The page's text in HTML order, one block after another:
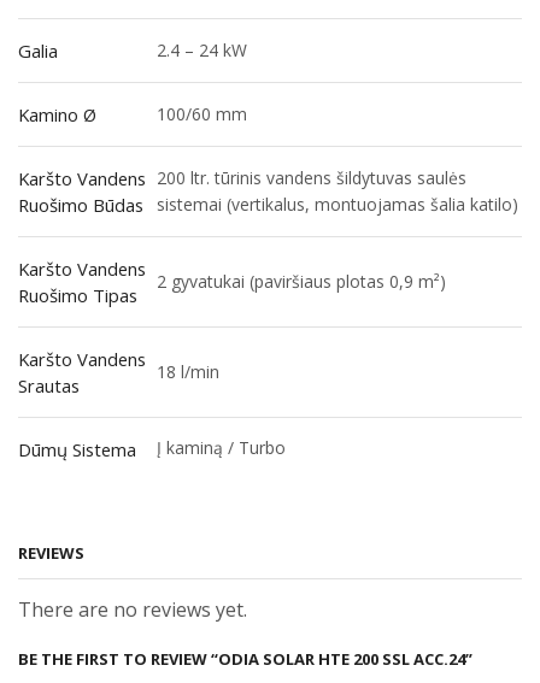
Galia 2.4 – 24 kW
Kamino Ø 100/60 mm
Karšto Vandens
Ruošimo Būdas
200 ltr. tūrinis vandens šildytuvas saulės
sistemai (vertikalus, montuojamas šalia katilo)
Karšto Vandens
Ruošimo Tipas
2 gyvatukai (paviršiaus plotas 0,9 m²)
Karšto Vandens
Srautas
18 l/min
Dūmų Sistema Į kaminą / Turbo
REVIEWS
There are no reviews yet.
BE THE FIRST TO REVIEW “ODIA SOLAR HTE 200 SSL ACC.24”